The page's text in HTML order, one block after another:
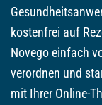
kostenfrei auf
Novego einfach
verordnen und
mit Ihrer Online-